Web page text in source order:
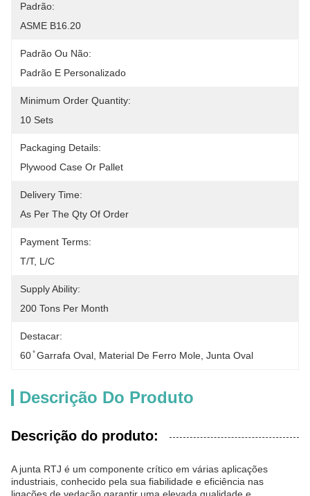
Padrão:
ASME B16.20
Padrão Ou Não:
Padrão E Personalizado
Minimum Order Quantity:
10 Sets
Packaging Details:
Plywood Case Or Pallet
Delivery Time:
As Per The Qty Of Order
Payment Terms:
T/T, L/C
Supply Ability:
200 Tons Per Month
Destacar:
60 ̊ Garrafa Oval Material De Ferro Mole Junta Oval
Descrição Do Produto
Descrição do produto:
A junta RTJ é um componente crítico em várias aplicações
industriais, conhecido pela sua fiabilidade e eficiência nas